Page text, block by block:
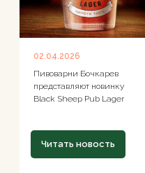
02.04.2026
Пивоварни Бочкарев
представляют новинку
Black Sheep Pub Lager
Читать новость